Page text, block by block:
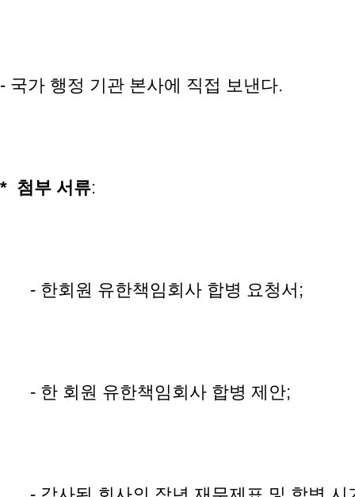
- 국가 행정 기관 본사에 직접 보낸다.
* 첨부 서류:
- 한회원 유한책임회사 합병 요청서;
- 한 회원 유한책임회사 합병 제안;